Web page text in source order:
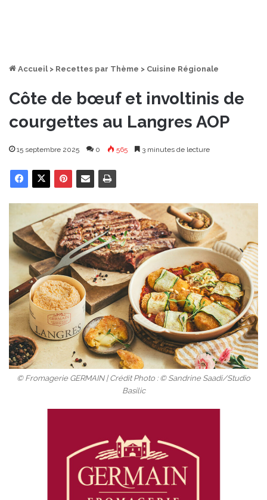
Accueil > Recettes par Thème > Cuisine Régionale
Côte de bœuf et involtinis de
courgettes au Langres AOP
15 septembre 2025 0 565 3 minutes de lecture
© Fromagerie GERMAIN | Crédit Photo : © Sandrine Saadi/Studio
Basilic